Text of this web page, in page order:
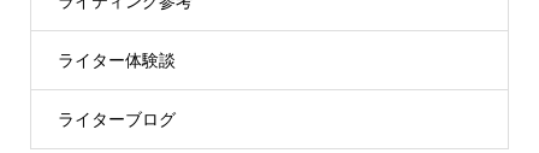
ライター体験談
ライターブログ